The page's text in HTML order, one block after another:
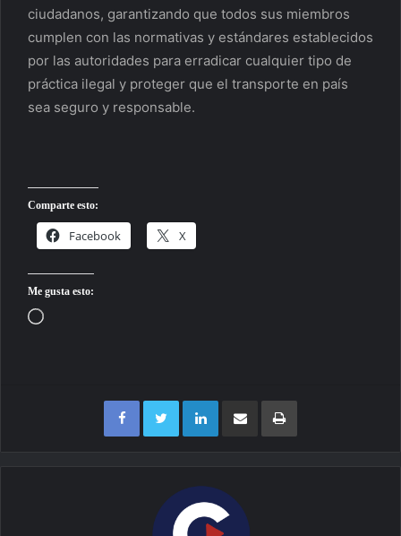
ciudadanos, garantizando que todos sus miembros
cumplen con las normativas y estándares establecidos
por las autoridades para erradicar cualquier tipo de
práctica ilegal y proteger que el transporte en país
sea seguro y responsable.
Comparte esto:
Facebook X
Me gusta esto:
Cargando...
FacebookTwitterLinkedInCompartir por correo electrónicoImprimir